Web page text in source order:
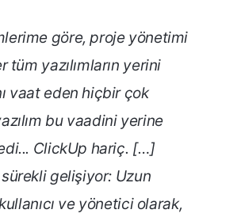
göre, proje yönetimi
tüm yazılımların yerini
vaat eden hiçbir çok
bu vaadini yerine
ClickUp hariç. […]
gelişiyor: Uzun
ve yönetici olarak,